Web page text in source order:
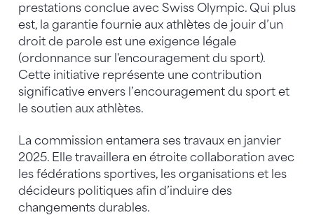
prestations conclue avec Swiss Olympic. Qui plus
est, la garantie fournie aux athlètes de jouir d’un
droit de parole est une exigence légale
(ordonnance sur l'encouragement du sport).
Cette initiative représente une contribution
significative envers l’encouragement du sport et
le soutien aux athlètes.
La commission entamera ses travaux en janvier
2025. Elle travaillera en étroite collaboration avec
les fédérations sportives, les organisations et les
décideurs politiques afin d’induire des
changements durables.